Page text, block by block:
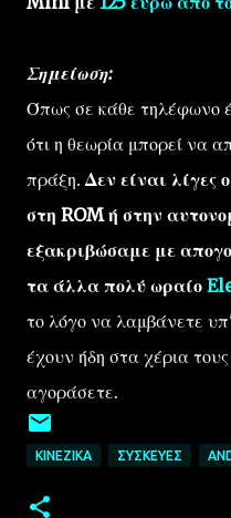
Σημείωση:
Όπως σε κάθε τηλέφωνο
ότι η θεωρία μπορεί να
πράξη.Δεν είναι λίγες
στη ROM ή στην
εξακριβώσαμε με
τα άλλα πολύ ωραίο
το λόγο να λαμβάνετε
έχουν ήδη στα χέρια
αγοράσετε.
ΚΙΝΈΖΙΚΑ ΣΥΣΚΕΥΈΣ